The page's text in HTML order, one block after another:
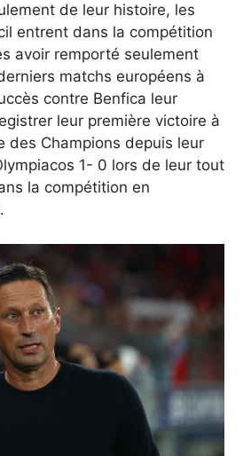
de leur histoire, les
entrent dans la compétition
avoir remporté seulement
matchs européens à
contre Benfica leur
leur première victoire à
des Champions depuis leur
1- 0 lors de leur tout
la compétition en